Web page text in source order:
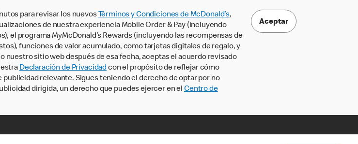
para revisar los nuevos Términos y Condiciones de McDonald’s,
de nuestra experiencia Mobile Order & Pay (incluyendo
el programa MyMcDonald’s Rewards (incluyendo las recompensas de
funciones de valor acumulado, como tarjetas digitales de regalo, y
nuestro sitio web después de esa fecha, aceptas el acuerdo revisado
Declaración de Privacidadcon el propósito de reflejar cómo
relevante. Sigues teniendo el derecho de optar por no
dirigida, un derecho que puedes ejercer en el Centro de
Aceptar